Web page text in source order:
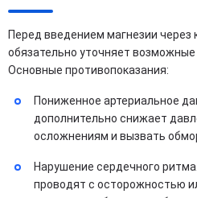
Перед введением магнезии через
обязательно уточняет возможные
Основные противопоказания:
Пониженное артериальное
дополнительно снижает
осложнениям и вызвать
Нарушение сердечного
проводят с осторожностью